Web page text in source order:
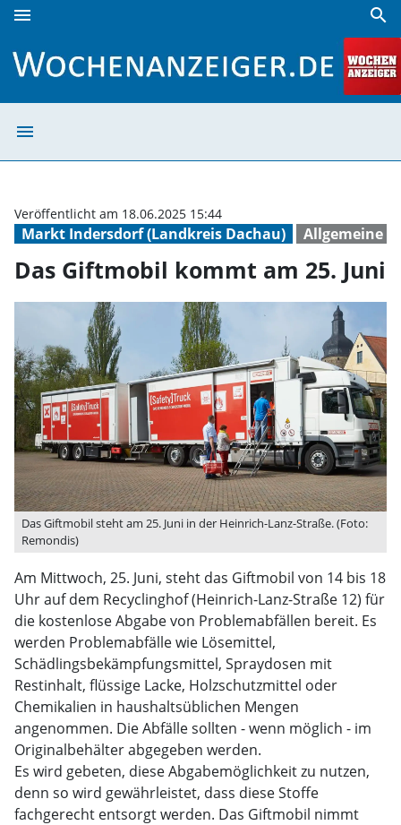
menu search
menu
Markt Indersdorf (Landkreis Dachau) Allgemeine
Veröffentlicht am 18.06.2025 15:44
Das Giftmobil kommt am 25. Juni
Das Giftmobil steht am 25. Juni in der Heinrich-Lanz-Straße. (Foto:
Remondis)
Am Mittwoch, 25. Juni, steht das Giftmobil von 14 bis 18
Uhr auf dem Recyclinghof (Heinrich-Lanz-Straße 12) für
die kostenlose Abgabe von Problemabfällen bereit. Es
werden Problemabfälle wie Lösemittel,
Schädlingsbekämpfungsmittel, Spraydosen mit
Restinhalt, flüssige Lacke, Holzschutzmittel oder
Chemikalien in haushaltsüblichen Mengen
angenommen. Die Abfälle sollten - wenn möglich - im
Originalbehälter abgegeben werden.
Es wird gebeten, diese Abgabemöglichkeit zu nutzen,
denn so wird gewährleistet, dass diese Stoffe
fachgerecht entsorgt werden. Das Giftmobil nimmt